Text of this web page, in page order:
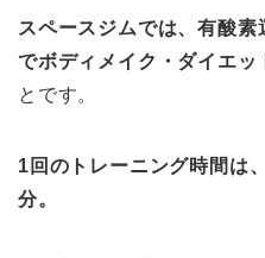
スペースジムでは、有酸
でボディメイク・ダイエッ
とです。
1回のトレーニング時間は
分。